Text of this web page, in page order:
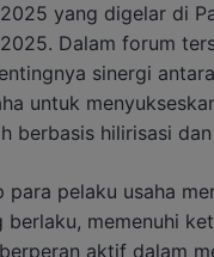
yang digelar di
Dalam forum
sinergi
untuk
berbasis hilirisasi
para pelaku usaha
berlaku, memenuhi
aktif dalam